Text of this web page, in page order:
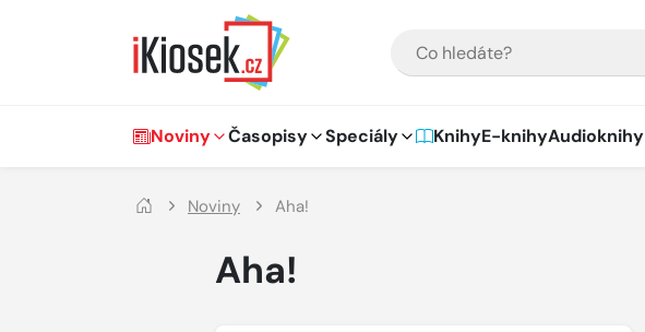
Hlavní navigace
Noviny Časopisy Speciály KnihyE-knihyAudioknihy
Noviny Aha!
Aha!